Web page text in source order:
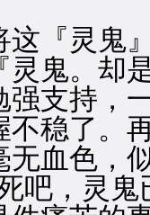
『灵鬼』
灵鬼。却
支持，
稳了。
血色，
吧，灵